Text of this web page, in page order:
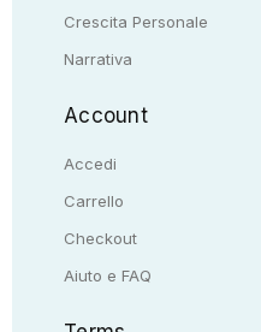
Crescita Personale
Narrativa
Account
Accedi
Carrello
Checkout
Aiuto e FAQ